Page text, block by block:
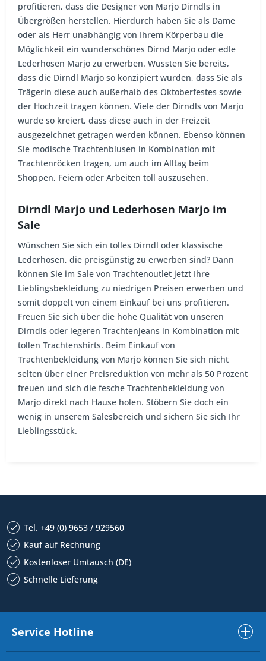
profitieren, dass die Designer von Marjo Dirndls in
Übergrößen herstellen. Hierdurch haben Sie als Dame
oder als Herr unabhängig von Ihrem Körperbau die
Möglichkeit ein wunderschönes Dirnd Marjo oder edle
Lederhosen Marjo zu erwerben. Wussten Sie bereits,
dass die Dirndl Marjo so konzipiert wurden, dass Sie als
Trägerin diese auch außerhalb des Oktoberfestes sowie
der Hochzeit tragen können. Viele der Dirndls von Marjo
wurde so kreiert, dass diese auch in der Freizeit
ausgezeichnet getragen werden können. Ebenso können
Sie modische Trachtenblusen in Kombination mit
Trachtenröcken tragen, um auch im Alltag beim
Shoppen, Feiern oder Arbeiten toll auszusehen.
Dirndl Marjo und Lederhosen Marjo im
Sale
Wünschen Sie sich ein tolles Dirndl oder klassische
Lederhosen, die preisgünstig zu erwerben sind? Dann
können Sie im Sale von Trachtenoutlet jetzt Ihre
Lieblingsbekleidung zu niedrigen Preisen erwerben und
somit doppelt von einem Einkauf bei uns profitieren.
Freuen Sie sich über die hohe Qualität von unseren
Dirndls oder legeren Trachtenjeans in Kombination mit
tollen Trachtenshirts. Beim Einkauf von
Trachtenbekleidung von Marjo können Sie sich nicht
selten über einer Preisreduktion von mehr als 50 Prozent
freuen und sich die fesche Trachtenbekleidung von
Marjo direkt nach Hause holen. Stöbern Sie doch ein
wenig in unserem Salesbereich und sichern Sie sich Ihr
Lieblingsstück.
Tel. +49 (0) 9653 / 929560
Kauf auf Rechnung
Kostenloser Umtausch (DE)
Schnelle Lieferung
Service Hotline